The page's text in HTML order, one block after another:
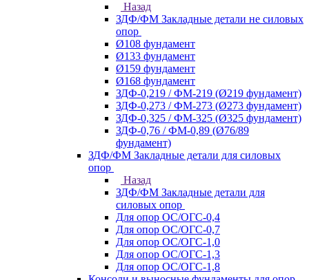
Назад
ЗДФ/ФМ Закладные детали не силовых
опор
Ø108 фундамент
Ø133 фундамент
Ø159 фундамент
Ø168 фундамент
ЗДФ-0,219 / ФМ-219 (Ø219 фундамент)
ЗДФ-0,273 / ФМ-273 (Ø273 фундамент)
ЗДФ-0,325 / ФМ-325 (Ø325 фундамент)
ЗДФ-0,76 / ФМ-0,89 (Ø76/89
фундамент)
ЗДФ/ФМ Закладные детали для силовых
опор
Назад
ЗДФ/ФМ Закладные детали для
силовых опор
Для опор ОС/ОГС-0,4
Для опор ОС/ОГС-0,7
Для опор ОС/ОГС-1,0
Для опор ОС/ОГС-1,3
Для опор ОС/ОГС-1,8